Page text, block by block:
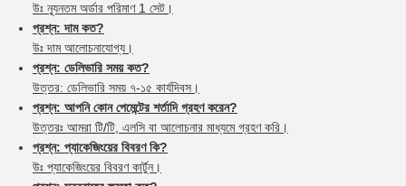
উঃ ন্যূনতম অর্ডার পরিমাণ 1 সেট।
প্রশ্ন: দাম কত?
উঃ দাম আলোচনাযোগ্য।
প্রশ্ন: ডেলিভারি সময় কত?
উত্তর: ডেলিভারি সময় ৭-১৫ কার্যদিবস।
প্রশ্ন: আপনি কোন পেমেন্টের শর্তাদি গ্রহণ করেন?
উত্তরঃ আমরা টি/টি, এলসি বা আলোচনার মাধ্যমে গ্রহণ করি।
প্রশ্ন: প্যাকেজিংয়ের বিবরণ কি?
উঃ প্যাকেজিংয়ের বিবরণ কার্টুন।